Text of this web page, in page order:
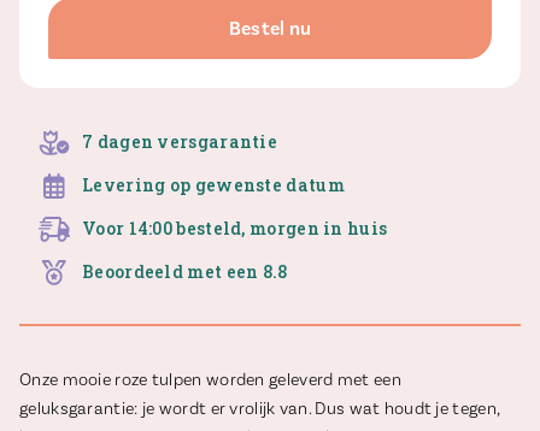
Bestel nu
7 dagen versgarantie
Levering op gewenste datum
Voor 14:00 besteld, morgen in huis
Beoordeeld met een 8.8
Onze mooie roze tulpen worden geleverd met een
geluksgarantie: je wordt er vrolijk van. Dus wat houdt je tegen,